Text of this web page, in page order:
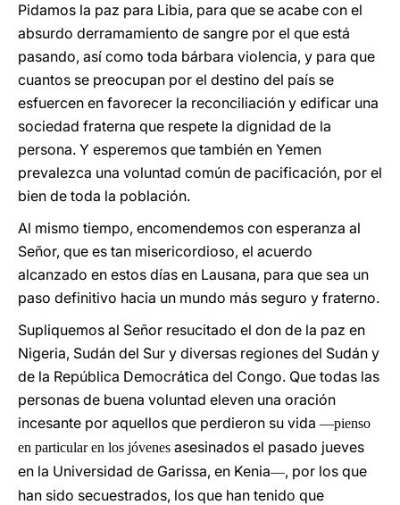
Pidamos la paz para Libia, para que se acabe con el
absurdo derramamiento de sangre por el que está
pasando, así como toda bárbara violencia, y para que
cuantos se preocupan por el destino del país se
esfuercen en favorecer la reconciliación y edificar una
sociedad fraterna que respete la dignidad de la
persona. Y esperemos que también en Yemen
prevalezca una voluntad común de pacificación, por el
bien de toda la población.
Al mismo tiempo, encomendemos con esperanza al
Señor, que es tan misericordioso, el acuerdo
alcanzado en estos días en Lausana, para que sea un
paso definitivo hacia un mundo más seguro y fraterno.
Supliquemos al Señor resucitado el don de la paz en
Nigeria, Sudán del Sur y diversas regiones del Sudán y
de la República Democrática del Congo. Que todas las
personas de buena voluntad eleven una oración
incesante por aquellos que perdieron su vida —pienso
en particular en los jóvenes asesinados el pasado jueves
en la Universidad de Garissa, en Kenia—, por los que
han sido secuestrados, los que han tenido que